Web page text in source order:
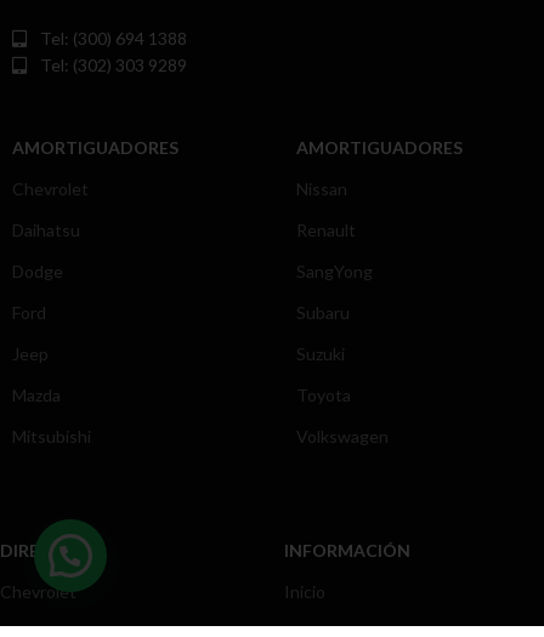
Tel: (300) 694 1388
Tel: (302) 303 9289
AMORTIGUADORES
Chevrolet
Daihatsu
Dodge
Ford
Jeep
Mazda
Mitsubishi
AMORTIGUADORES
Nissan
Renault
SangYong
Subaru
Suzuki
Toyota
Volkswagen
DIRECCIÓN
Chevrolet
INFORMACIÓN
Inicio